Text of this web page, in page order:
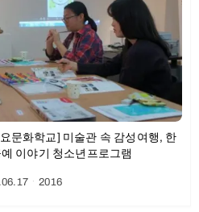
문화학교] 미술관 속 감성여행, 한
이야기 청소년프로그램
ㆍ2016